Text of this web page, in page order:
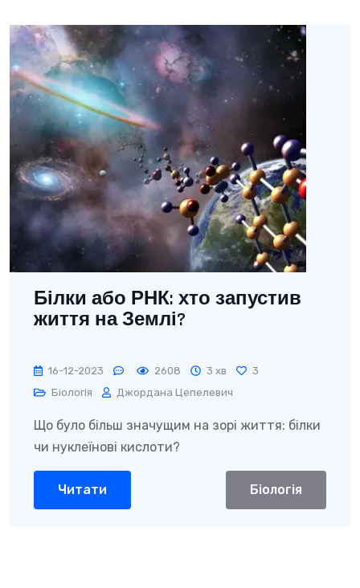
Білки або РНК: хто запустив
життя на Землі?
16-12-2023 2608 3 хв
3
Біологія
Джордана Цепелевич
Що було більш значущим на зорі життя: білки
чи нуклеїнові кислоти?
Читати Біологія